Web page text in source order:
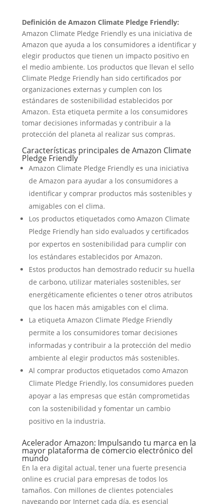
Definición de Amazon Climate Pledge Friendly:
Amazon Climate Pledge Friendly es una iniciativa de
Amazon que ayuda a los consumidores a identificar y
elegir productos que tienen un impacto positivo en
el medio ambiente. Los productos que llevan el sello
Climate Pledge Friendly han sido certificados por
organizaciones externas y cumplen con los
estándares de sostenibilidad establecidos por
Amazon. Esta etiqueta permite a los consumidores
tomar decisiones informadas y contribuir a la
protección del planeta al realizar sus compras.
Características principales de Amazon Climate
Pledge Friendly
Amazon Climate Pledge Friendly es una iniciativa
de Amazon para ayudar a los consumidores a
identificar y comprar productos más sostenibles y
amigables con el clima.
Los productos etiquetados como Amazon Climate
Pledge Friendly han sido evaluados y certificados
por expertos en sostenibilidad para cumplir con
los estándares establecidos por Amazon.
Estos productos han demostrado reducir su huella
de carbono, utilizar materiales sostenibles, ser
energéticamente eficientes o tener otros atributos
que los hacen más amigables con el clima.
La etiqueta Amazon Climate Pledge Friendly
permite a los consumidores tomar decisiones
informadas y contribuir a la protección del medio
ambiente al elegir productos más sostenibles.
Al comprar productos etiquetados como Amazon
Climate Pledge Friendly, los consumidores pueden
apoyar a las empresas que están comprometidas
con la sostenibilidad y fomentar un cambio
positivo en la industria.
Acelerador Amazon: Impulsando tu marca en la
mayor plataforma de comercio electrónico del
mundo
En la era digital actual, tener una fuerte presencia
online es crucial para empresas de todos los
tamaños. Con millones de clientes potenciales
navegando por Internet cada día, es esencial